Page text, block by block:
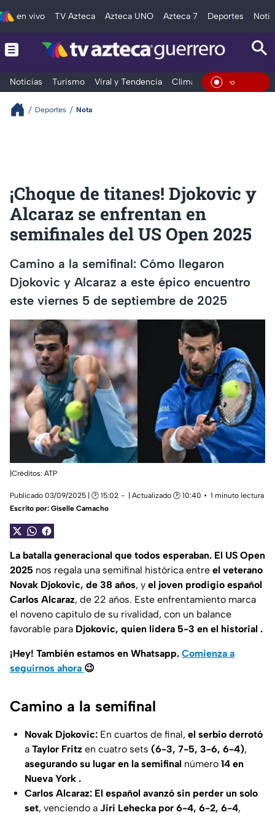
en vivo TV Azteca Azteca UNO Azteca 7 Deportes
Noticias Turismo Viral y Tendencia Clima Deportes En Vivo
Deportes Nota
¡Choque de titanes! Djokovic y
Alcaraz se enfrentan en
semifinales del US Open 2025
Camino a la semifinal: Cómo llegaron
Djokovic y Alcaraz a este épico encuentro
este viernes 5 de septiembre de 2025
|Créditos: ATP
Publicado 03/09/2025 | 🕑 15:02 | Actualizado 🕑 10:40
1 minuto lectura
Escrito por: Giselle Camacho
La batalla generacional que todos esperaban. El US Open
2025 nos regala una semifinal histórica entre el veterano
Novak Djokovic, de 38 años, y el joven prodigio español
Carlos Alcaraz, de 22 años. Este enfrentamiento marca
el noveno capítulo de su rivalidad, con un balance
favorable para Djokovic, quien lidera 5-3 en el historial .
¡Hey! También estamos en Whatsapp. Comienza a
seguirnos ahora 😉
Camino a la semifinal
Novak Djokovic: En cuartos de final, el serbio derrotó
a Taylor Fritz en cuatro sets (6-3, 7-5, 3-6, 6-4),
asegurando su lugar en la semifinal número 14 en
Nueva York .
Carlos Alcaraz: El español avanzó sin perder un solo
set, venciendo a Jiri Lehecka por 6-4, 6-2, 6-4,